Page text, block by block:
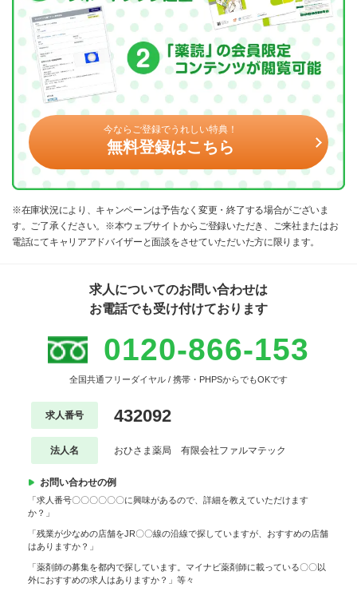
今ならご登録でうれしい特典！
無料登録はこちら
※在庫状況により、キャンペーンは予告なく変更・終了する場合がございま
す。ご了承ください。※本ウェブサイトからご登録いただき、ご来社またはお
電話にてキャリアアドバイザーと面談をさせていただいた方に限ります。
求人についてのお問い合わせは
お電話でも受け付けております
0120-866-153
全国共通フリーダイヤル / 携帯・PHPSからでもOKです
求人番号 432092
法人名 おひさま薬局 有限会社ファルマテック
お問い合わせの例
「求人番号〇〇〇〇〇〇に興味があるので、詳細を教えていただけます
か？」
「残業が少なめの店舗をJR〇〇線の沿線で探していますが、おすすめの店舗
はありますか？」
「薬剤師の募集を都内で探しています。マイナビ薬剤師に載っている〇〇以
外におすすめの求人はありますか？」等々